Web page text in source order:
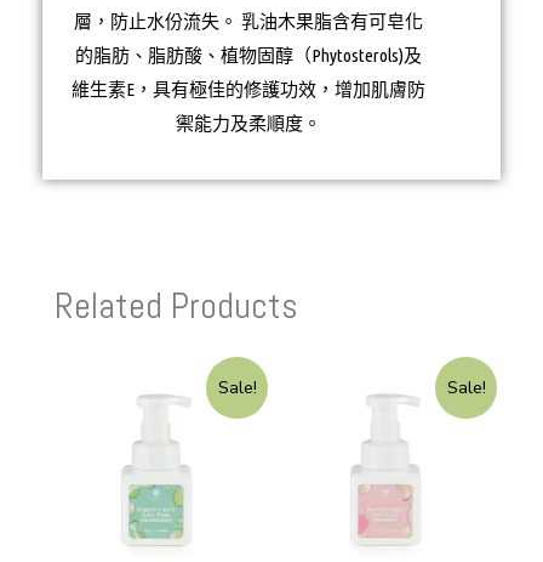
層，防止水份流失。 乳油木果脂含有可皂化
的脂肪、脂肪酸、植物固醇（Phytosterols)及
維生素E，具有極佳的修護功效，增加肌膚防
禦能力及柔順度。
Related Products
Sale! Sale!